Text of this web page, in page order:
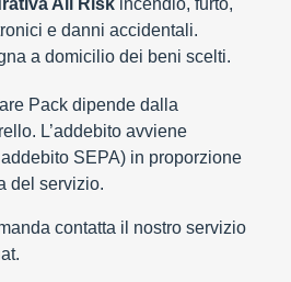
All Risk incendio, furto,
e danni accidentali.
a domicilio dei beni scelti.
Pack dipende dalla
L’addebito avviene
SEPA) in proporzione
del servizio.
contatta il nostro servizio